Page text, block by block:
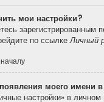
мои настройки?
зарегистрированным
по ссылкеЛичный
моего имени
настройки» в